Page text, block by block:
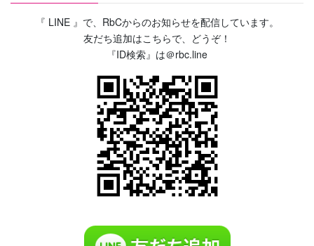
『 LINE 』で、RbCからのお知らせを配信しています。
友だち追加はこちらで、どうぞ！
『ID検索』は＠rbc.line